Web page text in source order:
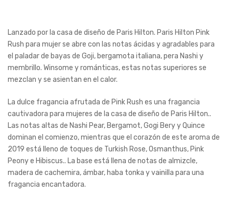
Lanzado por la casa de diseño de Paris Hilton. Paris Hilton Pink
Rush para mujer se abre con las notas ácidas y agradables para
el paladar de bayas de Goji, bergamota italiana, pera Nashi y
membrillo. Winsome y románticas, estas notas superiores se
mezclan y se asientan en el calor.
La dulce fragancia afrutada de Pink Rush es una fragancia
cautivadora para mujeres de la casa de diseño de Paris Hilton..
Las notas altas de Nashi Pear, Bergamot, Gogi Bery y Quince
dominan el comienzo, mientras que el corazón de este aroma de
2019 está lleno de toques de Turkish Rose, Osmanthus, Pink
Peony e Hibiscus.. La base está llena de notas de almizcle,
madera de cachemira, ámbar, haba tonka y vainilla para una
fragancia encantadora.